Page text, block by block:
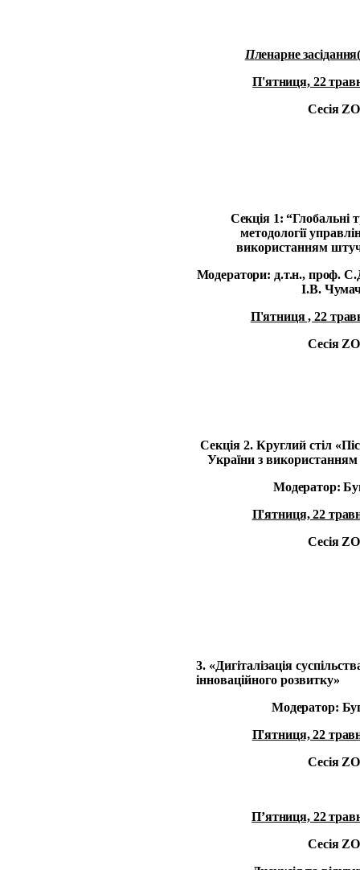
Пленарне
П'ятниця, 22
Сесія
Секція 1: “Глобальні
методології
використанням
Модератори: д.т.н., проф.
І.В.
П'ятниця , 22
Сесія
Секція 2. Круглий стіл «
України з
Модератор:
П'ятниця, 22
Сесія
3. «Дигіталізація
інноваційного розвитку»
Модератор:
П'ятниця, 22
Сесія
П’ятниця, 22
Сесія